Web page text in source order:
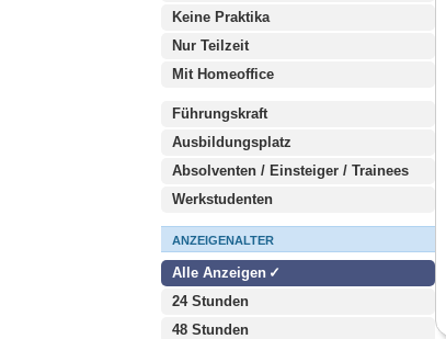
Keine Praktika
Nur Teilzeit
Mit Homeoffice
Führungskraft
Ausbildungsplatz
Absolventen / Einsteiger / Trainees
Werkstudenten
ANZEIGENALTER
Alle Anzeigen
24 Stunden
48 Stunden